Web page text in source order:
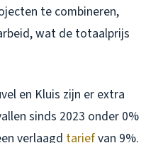
te combineren,
wat de totaalprijs
en Kluis zijn er extra
sinds 2023 onder 0%
verlaagd tariefvan 9%.